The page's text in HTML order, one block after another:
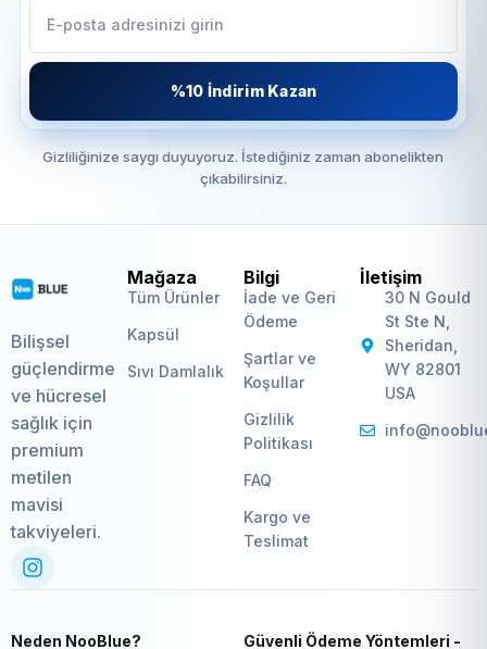
%10 İndirim Kazan
Gizliliğinize saygı duyuyoruz. İstediğiniz zaman abonelikten
çıkabilirsiniz.
Bilişsel
güçlendirme
ve hücresel
sağlık için
premium
metilen
mavisi
takviyeleri.
Mağaza
Tüm Ürünler
Kapsül
Sıvı Damlalık
Bilgi
İade ve Geri
Ödeme
Şartlar ve
Koşullar
Gizlilik
Politikası
FAQ
Kargo ve
Teslimat
İletişim
30 N Gould
St Ste N,
Sheridan,
WY 82801
USA
Neden NooBlue?
Güvenli Ödeme Yöntemleri -